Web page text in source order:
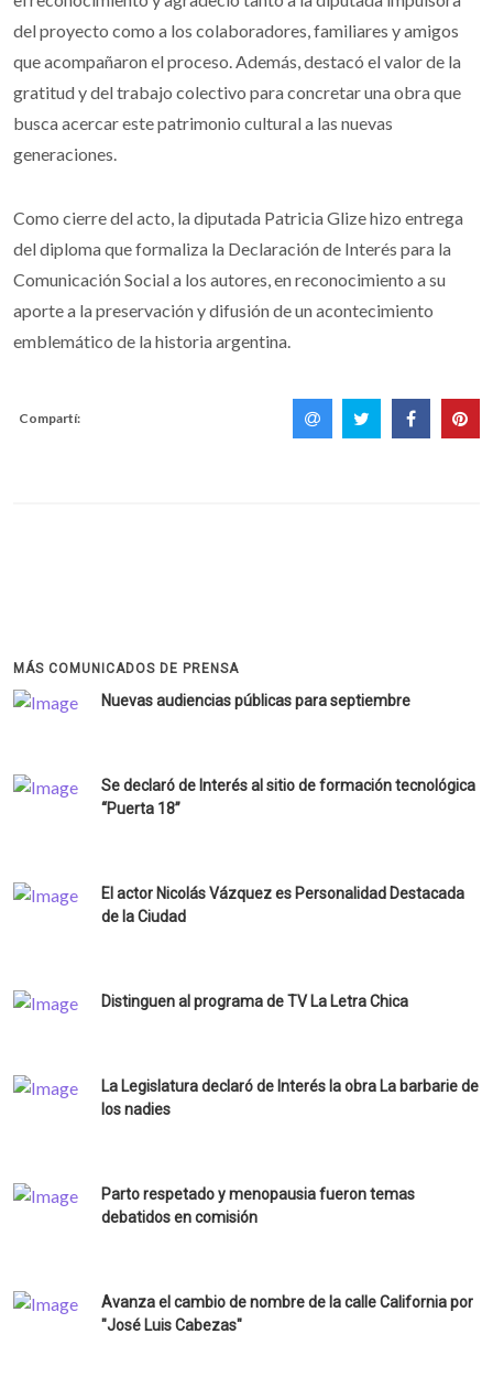
del proyecto como a los colaboradores, familiares y amigos
que acompañaron el proceso. Además, destacó el valor de la
gratitud y del trabajo colectivo para concretar una obra que
busca acercar este patrimonio cultural a las nuevas
generaciones.
Como cierre del acto, la diputada Patricia Glize hizo entrega
del diploma que formaliza la Declaración de Interés para la
Comunicación Social a los autores, en reconocimiento a su
aporte a la preservación y difusión de un acontecimiento
emblemático de la historia argentina.
Compartí:
MÁS COMUNICADOS DE PRENSA
Nuevas audiencias públicas para septiembre
Se declaró de Interés al sitio de formación tecnológica
“Puerta 18”
El actor Nicolás Vázquez es Personalidad Destacada
de la Ciudad
Distinguen al programa de TV La Letra Chica
La Legislatura declaró de Interés la obra La barbarie de
los nadies
Parto respetado y menopausia fueron temas
debatidos en comisión
Avanza el cambio de nombre de la calle California por
"José Luis Cabezas"